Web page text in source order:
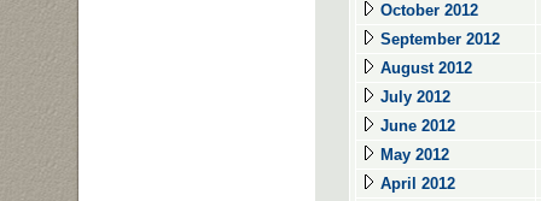
October 2012
September 2012
August 2012
July 2012
June 2012
May 2012
April 2012